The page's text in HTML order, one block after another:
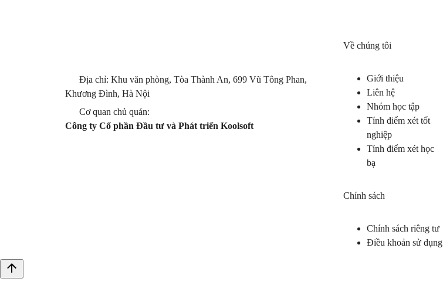
Địa chỉ: Khu văn phòng, Tòa Thành An, 699 Vũ Tông Phan,
Khương Đình, Hà Nội
Cơ quan chủ quản:
Công ty Cổ phần Đầu tư và Phát triển Koolsoft
Về chúng tôi
Giới thiệu
Liên hệ
Nhóm học tập
Tính điểm xét tốt
nghiệp
Tính điểm xét học
bạ
Chính sách
Chính sách riêng tư
Điều khoản sử dụng